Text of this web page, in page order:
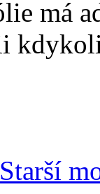
má
Starší